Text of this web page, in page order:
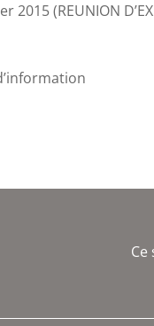
(REUNION